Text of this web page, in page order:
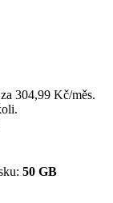
304,99 Kč/měs.
50 GB